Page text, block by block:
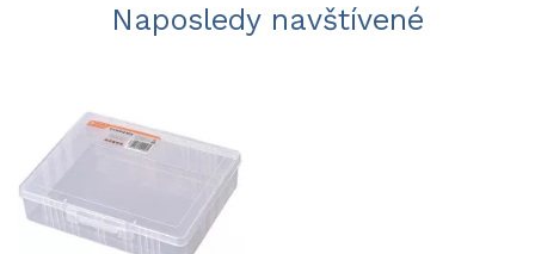
Naposledy navštívené